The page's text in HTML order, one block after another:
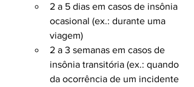
2 a 5 dias em casos de insônia
ocasional (ex.: durante uma
viagem)
2 a 3 semanas em casos de
insônia transitória (ex.: quando
da ocorrência de um incidente